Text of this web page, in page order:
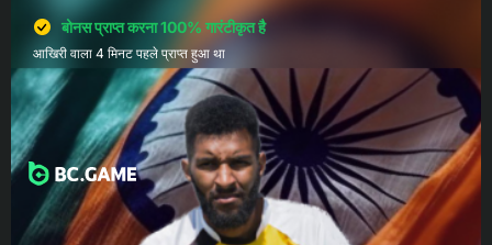
बोनस प्राप्त करना 100% गारंटीकृत है
आखिरी वाला 4 मिनट पहले प्राप्त हुआ था